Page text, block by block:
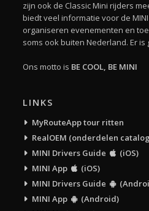
zijn ook de Classic Mini rijders
biedt veel informatie voor de
organiseren evenementen en
soms ook buiten Nederland. Er is
Ons motto is BE COOL, BE MINI
LINKS
MyRouteApp tour ritten
RealOEM (onderdelen
MINI Drivers Guide
(iOS)
MINI App
(iOS)
MINI Drivers Guide
MINI App
(Android)